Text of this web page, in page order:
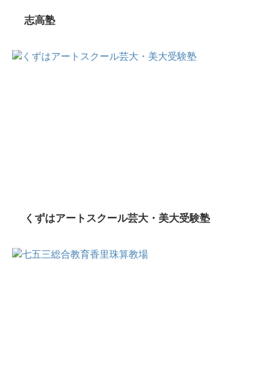
志高塾
くずはアートスクール芸大・美大受験塾